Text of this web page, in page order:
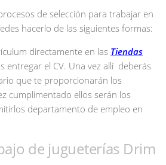
de selección para trabajar en
hacerlo de las siguientes formas:
directamente en las Tiendas
entregar el CV. Una vez allí deberás
que te proporcionarán los
cumplimentado ellos serán los
departamento de empleo en
de jugueterías Drim